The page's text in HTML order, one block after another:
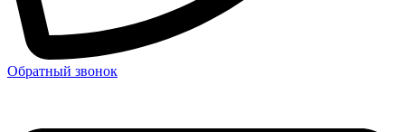
Обратный звонок